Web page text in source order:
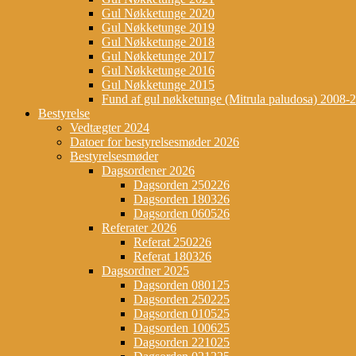
Gul Nøkketunge 2020
Gul Nøkketunge 2019
Gul Nøkketunge 2018
Gul Nøkketunge 2017
Gul Nøkketunge 2016
Gul Nøkketunge 2015
Fund af gul nøkketunge (Mitrula paludosa) 2008-
Bestyrelse
Vedtægter 2024
Datoer for bestyrelsesmøder 2026
Bestyrelsesmøder
Dagsordener 2026
Dagsorden 250226
Dagsorden 180326
Dagsorden 060526
Referater 2026
Referat 250226
Referat 180326
Dagsordner 2025
Dagsorden 080125
Dagsorden 250225
Dagsorden 010525
Dagsorden 100625
Dagsorden 221025